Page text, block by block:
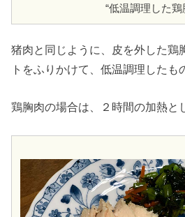
“低温調理した鶏
猪肉と同じように、皮を外した鶏
トをふりかけて、低温調理したも
鶏胸肉の場合は、２時間の加熱と